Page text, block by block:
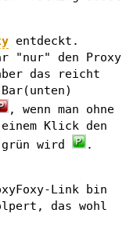
entdeckt.
"nur" den Proxy
das reicht
, wenn man ohne
Klick den
wird
.
Link bin
das wohl